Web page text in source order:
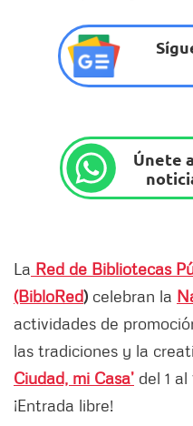
Únete
La Red de Bibliotecas
(BibloRed) celebran la
actividades de
las tradiciones y la
Ciudad, mi Casa’ del 1
¡Entrada libre!